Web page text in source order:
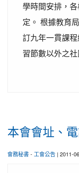
學時間安排，
定。 根據教育
訂九年一貫課
習節數以外之
本會會址、
會務秘書- 工會公告 | 2011-